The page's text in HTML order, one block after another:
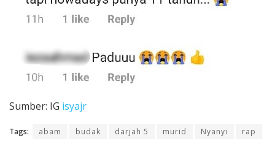
Sumber: IG isyajr
Tags: abam budak darjah 5 murid Nyanyi
rap